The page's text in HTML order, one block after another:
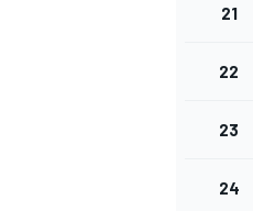
21
22
23
24